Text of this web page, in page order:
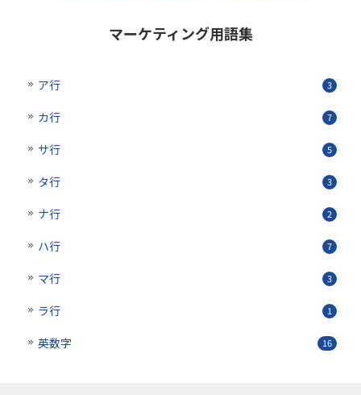
マーケティング用語集
ア行 3
カ行 7
サ行 5
タ行 3
ナ行 2
ハ行 7
マ行 3
ラ行 1
英数字 16